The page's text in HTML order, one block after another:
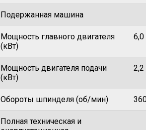
Подержанная машина
Мощность главного двигателя
(кВт)
6,0
Мощность двигателя подачи
(кВт)
2,2
Обороты шпинделя (об/мин)
Полная техническая и